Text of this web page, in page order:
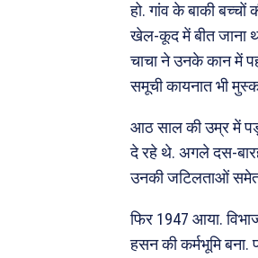
हो. गांव के बाकी
खेल-कूद में बीत जाना
चाचा ने उनके कान में
समूची कायनात भी
आठ साल की उम्र में
दे रहे थे. अगले दस-
उनकी जटिलताओं समेत
फिर 1947 आया.
हसन की कर्मभूमि बना.